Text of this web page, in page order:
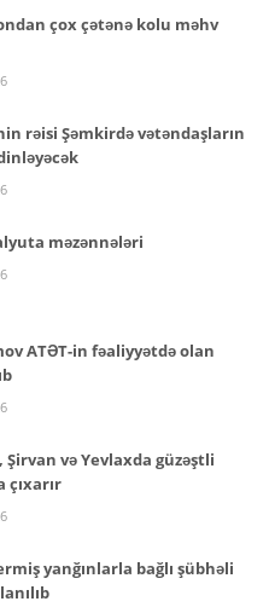
çox çətənə kolu məhv
rəisi Şəmkirdə vətəndaşların
məzənnələri
ATƏT-in fəaliyyətdə olan
Şirvan və Yevlaxda güzəştli
çıxarır
yanğınlarla bağlı şübhəli